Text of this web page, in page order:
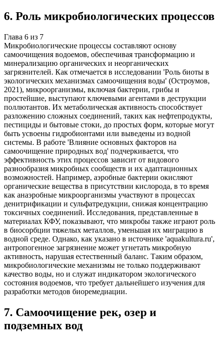
6. Роль микробиологических процессов
Глава 6 из 7
Микробиологические процессы составляют основу
самоочищения водоемов, обеспечивая трансформацию и
минерализацию органических и неорганических
загрязнителей. Как отмечается в исследовании 'Роль биоты в
экологических механизмах самоочищения воды' (Остроумов,
2021), микроорганизмы, включая бактерии, грибы и
простейшие, выступают ключевыми агентами в деструкции
поллютантов. Их метаболическая активность способствует
разложению сложных соединений, таких как нефтепродукты,
пестициды и бытовые стоки, до простых форм, которые могут
быть усвоены гидробионтами или выведены из водной
системы. В работе 'Влияние основных факторов на
самоочищение природных вод' подчеркивается, что
эффективность этих процессов зависит от видового
разнообразия микробных сообществ и их адаптационных
возможностей. Например, аэробные бактерии окисляют
органические вещества в присутствии кислорода, в то время
как анаэробные микроорганизмы участвуют в процессах
денитрификации и сульфатредукции, снижая концентрацию
токсичных соединений. Исследования, представленные в
материалах КФУ, показывают, что микробы также играют роль
в биосорбции тяжелых металлов, уменьшая их миграцию в
водной среде. Однако, как указано в источнике 'aquakultura.ru',
антропогенное загрязнение может угнетать микробную
активность, нарушая естественный баланс. Таким образом,
микробиологические механизмы не только поддерживают
качество воды, но и служат индикатором экологического
состояния водоемов, что требует дальнейшего изучения для
разработки методов биоремедиации.
7. Самоочищение рек, озер и
подземных вод